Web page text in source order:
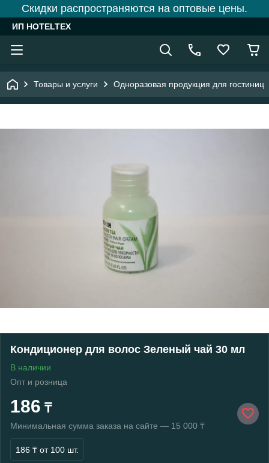
Скидки распространяются на оптовые цены.
ИП HOTELTEX
Товары и услуги Одноразовая продукция для гостиниц
Кондиционер для волос Зеленый чай 30 мл
В наличии
Опт и розница
186 ₸
Минимальная сумма заказа на сайте — 15 000 ₸
186 ₸ от 100 шт.